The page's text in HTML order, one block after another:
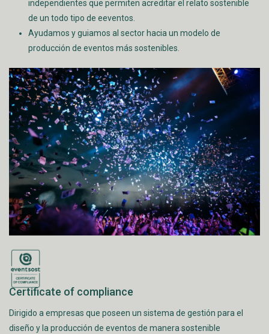
independientes que permiten acreditar el relato sostenible
de un todo tipo de eeventos.
Ayudamos y guiamos al sector hacia un modelo de
producción de eventos más sostenibles.
Certificate of compliance
Dirigido a empresas que poseen un sistema de gestión para el
diseño y la producción de eventos de manera sostenible